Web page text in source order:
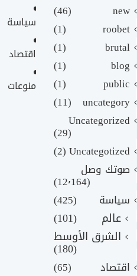
new
(46)
roobet
(1)
brutal
(1)
blog
(1)
public
(1)
uncategory
(11)
Uncategorized
(29)
Uncategotized
(2)
صوتك وصل
(12٬164)
سياسة
(425)
عالم
(101)
الشرق الأوسط
(180)
اقتصاد
(65)
سياسة
اقتصاد
منوعات